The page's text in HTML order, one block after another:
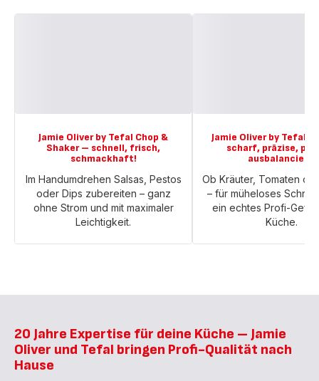
Jamie Oliver by Tefal Chop &
Shaker – schnell, frisch,
schmackhaft!
Im Handumdrehen Salsas, Pestos
oder Dips zubereiten – ganz
ohne Strom und mit maximaler
Leichtigkeit.
Jamie Oliver by Tefal
scharf, präzise,
ausbalanciert!
Ob Kräuter, Tomaten
– für müheloses
ein echtes Profi-
Küche.​
20 Jahre Expertise für deine Küche – Jamie
Oliver und Tefal bringen Profi-Qualität nach
Hause